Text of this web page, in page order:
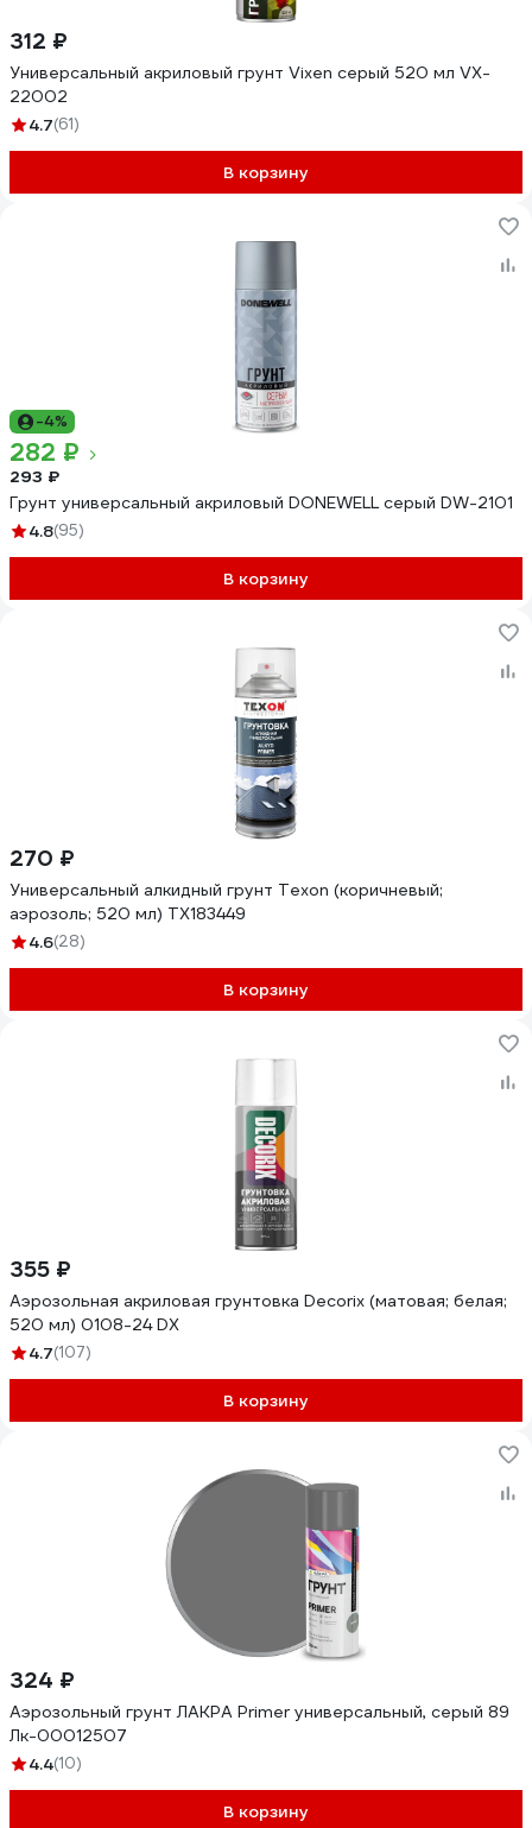
312 ₽
Универсальный акриловый грунт Vixen серый 520 мл VX-
22002
4.7(61)
В корзину
-4%
282 ₽
293 ₽
Грунт универсальный акриловый DONEWELL серый DW-2101
4.8(95)
В корзину
270 ₽
Универсальный алкидный грунт Texon (коричневый;
аэрозоль; 520 мл) ТХ183449
4.6(28)
В корзину
355 ₽
Аэрозольная акриловая грунтовка Decorix (матовая; белая;
520 мл) 0108-24 DX
4.7(107)
В корзину
324 ₽
Аэрозольный грунт ЛАКРА Primer универсальный, серый 89
Лк-00012507
4.4(10)
В корзину